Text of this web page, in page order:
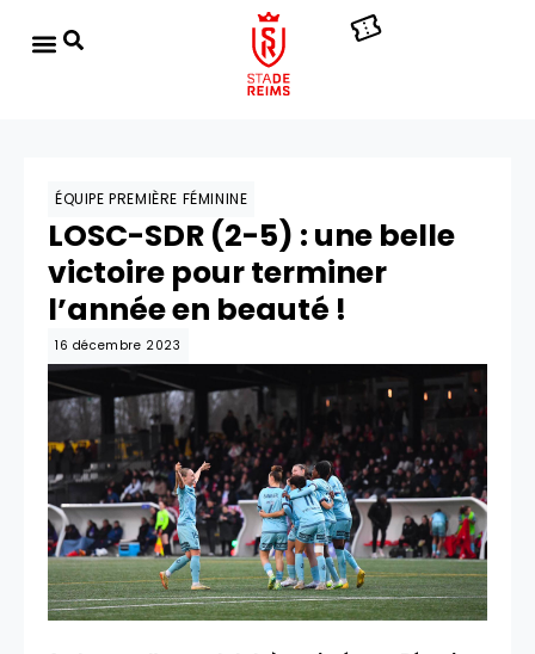
ÉQUIPE PREMIÈRE FÉMININE
LOSC-SDR (2-5) : une belle
victoire pour terminer
l’année en beauté !
16 décembre 2023